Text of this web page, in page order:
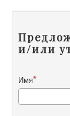
и/или
Имя